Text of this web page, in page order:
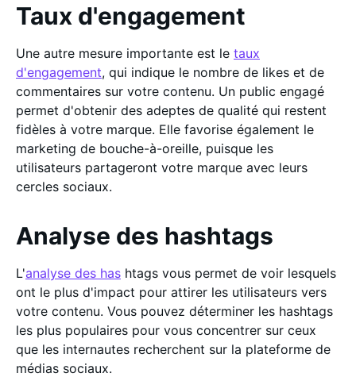
Taux d'engagement
Une autre mesure importante est le taux
d'engagement, qui indique le nombre de likes et de
commentaires sur votre contenu. Un public engagé
permet d'obtenir des adeptes de qualité qui restent
fidèles à votre marque. Elle favorise également le
marketing de bouche-à-oreille, puisque les
utilisateurs partageront votre marque avec leurs
cercles sociaux.
Analyse des hashtags
L'analyse des has htags vous permet de voir lesquels
ont le plus d'impact pour attirer les utilisateurs vers
votre contenu. Vous pouvez déterminer les hashtags
les plus populaires pour vous concentrer sur ceux
que les internautes recherchent sur la plateforme de
médias sociaux.